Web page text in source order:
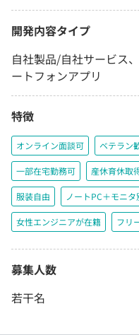
開発内容タイプ
自社製品/自社サービス
ートフォンアプリ
特徴
オンライン面談可 ベテラン
一部在宅勤務可 産休育休取
服装自由 ノートPC＋モニ
女性エンジニアが在籍 フリ
募集人数
若干名